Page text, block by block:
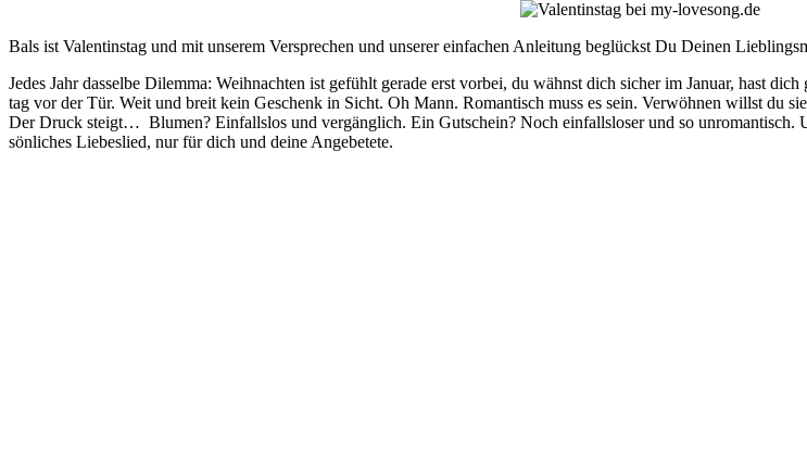
Bals ist Valen­tins­tag und mit unse­rem Ver­spre­chen und unse­rer ein­fa­chen Anlei­tung beglückst Du Dei­nen
Jedes Jahr das­sel­be Dilem­ma: Weih­nach­ten ist gefühlt gera­de erst vor­bei, du wähnst dich sicher im Janu­ar, hast
tag vor der Tür. Weit und breit kein Geschenk in Sicht. Oh Mann. Roman­tisch muss es sein. Ver­wöh­nen willst du
Der Druck steigt… Blu­men? Ein­falls­los und ver­gäng­lich. Ein Gut­schein? Noch ein­falls­lo­ser und so unro­man­tisch.
sön­li­ches Lie­bes­lied, nur für dich und dei­ne Angebetete.